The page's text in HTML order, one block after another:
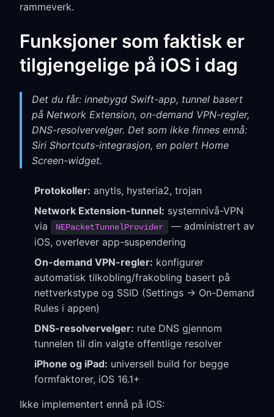
rammeverk.
Funksjoner som faktisk er
tilgjengelige på iOS i dag
Det du får: innebygd Swift-app, tunnel basert
på Network Extension, on-demand VPN-regler,
DNS-resolvervelger. Det som ikke finnes ennå:
Siri Shortcuts-integrasjon, en polert Home
Screen-widget.
Protokoller: anytls, hysteria2, trojan
Network Extension-tunnel: systemnivå-VPN
via
NEPacketTunnelProvider
— administrert av
iOS, overlever app-suspendering
On-demand VPN-regler: konfigurer
automatisk tilkobling/frakobling basert på
nettverkstype og SSID (Settings → On-Demand
Rules i appen)
DNS-resolvervelger: rute DNS gjennom
tunnelen til din valgte offentlige resolver
iPhone og iPad: universell build for begge
formfaktorer, iOS 16.1+
Ikke implementert ennå på iOS: